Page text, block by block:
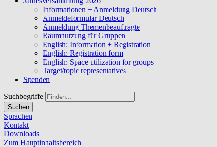
Informationen + Anmeldung Deutsch
Anmeldeformular Deutsch
Anmeldung Themenbeauftragte
Raumnutzung für Gruppen
English: Information + Registration
English: Registration form
English: Space utilization for groups
Target/topic representatives
Spenden
Suchbegriffe
Suchen
Sprachen
Kontakt
Downloads
Zum Hauptinhaltsbereich